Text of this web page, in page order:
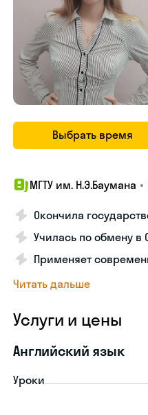
Выбрать время
МГТУ им. Н.Э.Баумана •
Окончила
Училась по обмену в
Применяет
Читать дальше
Услуги и цены
Английский язык
Уроки